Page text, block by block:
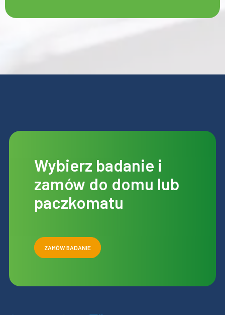
Wybierz badanie i
zamów do domu lub
paczkomatu
ZAMÓW BADANIE